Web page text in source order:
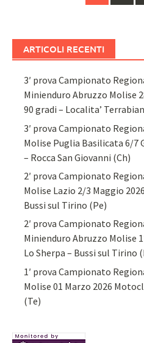
ARTICOLI RECENTI
3′ prova Campionato
Minienduro Abruzzo Molise
90 gradi – Localita’
3′ prova Campionato
Molise Puglia Basilicata 6/7
– Rocca San Giovanni (Ch)
2′ prova Campionato
Molise Lazio 2/3 Maggio
Bussi sul Tirino (Pe)
2′ prova Campionato
Minienduro Abruzzo Molise
Lo Sherpa – Bussi sul Tirino
1′ prova Campionato
Molise 01 Marzo 2026
(Te)